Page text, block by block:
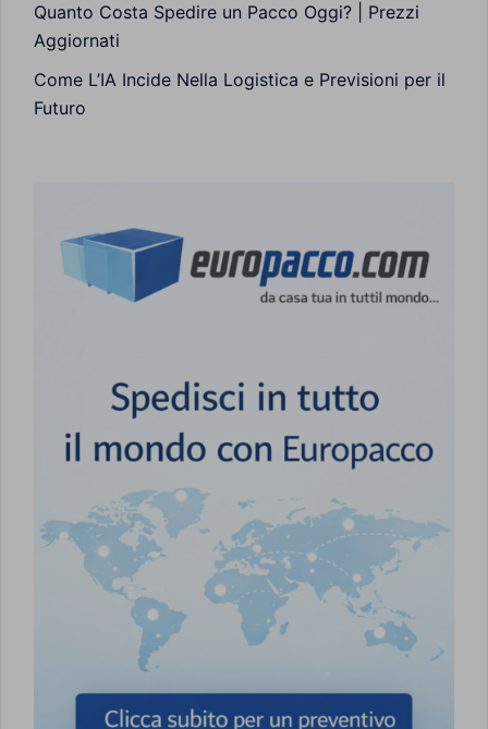
Quanto Costa Spedire un Pacco Oggi? | Prezzi
Aggiornati
Come L’IA Incide Nella Logistica e Previsioni per il
Futuro